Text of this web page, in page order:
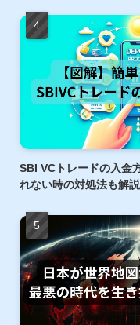
SBI VCトレードの入金
れない時の対処法も解説